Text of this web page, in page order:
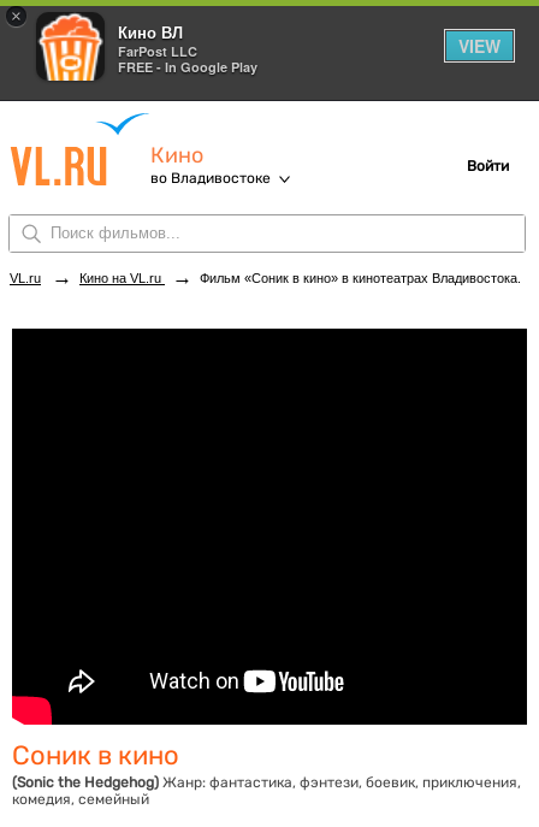
×
Кино ВЛ
FarPost LLC
FREE - In Google Play
VIEW
Кино
во Владивостоке
Войти
VL.ru → Кино на VL.ru → Фильм «Соник в кино» в кинотеатрах Владивостока. Купить билеты!
Соник в кино
(Sonic the Hedgehog) Жанр: фантастика, фэнтези, боевик, приключения,
комедия, семейный